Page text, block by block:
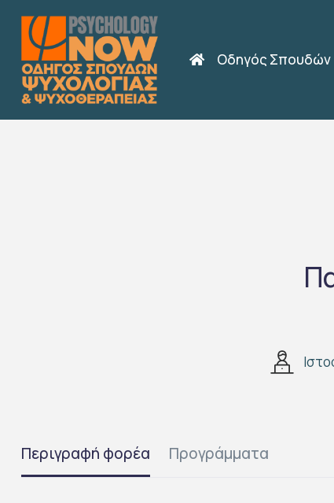
Οδηγός Σπουδών
Περιγραφή φορέα Προγράμματα